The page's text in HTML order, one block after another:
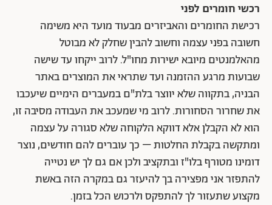
רכשי חומרים לפני
רכישת החומרים והאביזרים מבעוד מועד היא משימה
חשובה בפני עצמה וחשוב להבין שחלק לא מבוטל
מהאלמנטים מיובא ישירות מחו"ל. לרוב ייקחו עד שישה
שבועות מרגע ההזמנה ועד שתראי את המוצרים באתר
הבניה, בתקווה שלא יווצר בלת"ם במעברים הימיים שיעכבו
את שחרור הסחורות. לרוב מי שמעכב את העבודה מסיבה זו,
הוא לא הקבלן אלא דווקא הלקוחה שלא סגורה על עצמה
ומתקשה בקבלת החלטות – כך עוברים להם חודשים, נוצר
דומינו מטורף בלו"ז ובתקציב ולכן אם גם לך יש נטייה
להתפזר אני מפצירה בך להיעזר גם במקרה הזה באשת
מקצוע שתעזור לך להתפקס ולרכוש הכל בזמן.